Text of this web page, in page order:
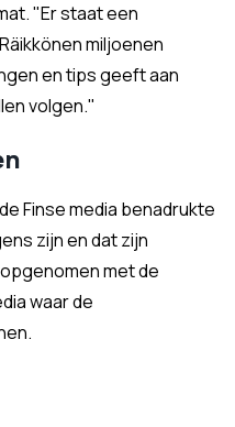
"Er staat een
miljoenen
en tips geeft aan
volgen."
Finse media benadrukte
zijn en dat zijn
met de
waar de